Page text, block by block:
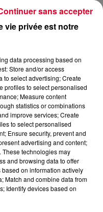
Julien Claude Penegry
et séries
Hour
vie privée est notre
data processing based on
Store and/or access
to select advertising; Create
profiles to select personalised
Measure content
statistics or combinations
improve services; Create
to select personalised
Ensure security, prevent and
advertising and content;
technologies may
and browsing data to offer
on information actively
Match and combine data from
Identify devices based on
sans accepter